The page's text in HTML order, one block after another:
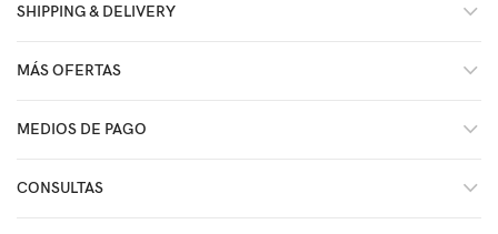
SHIPPING & DELIVERY
MÁS OFERTAS
MEDIOS DE PAGO
CONSULTAS